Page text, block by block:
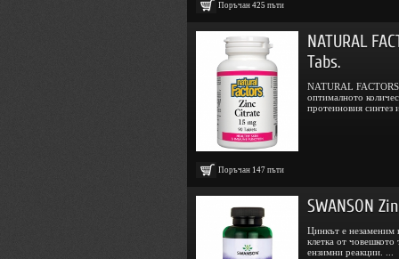
Поръчан 425 пъти
Поръчан 147 пъти
NATURAL
Tabs.
NATURAL FACTORS
оптималното
протеиновия синтез
SWANSON
Цинкът е незаменим
клетка от
ензимни реакции. ...